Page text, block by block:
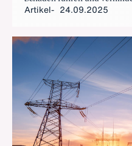
Investitionen am Standort
Zusammenspiel des
grundlegend gestört werden.
Artikel 24.09.2025